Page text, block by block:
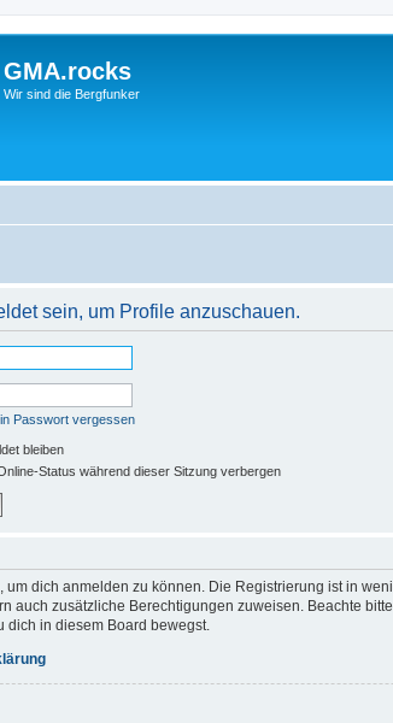
GMA.rocks
Wir sind die Bergfunker
sein, um Profile anzuschauen.
Passwort vergessen
bleiben
Status während dieser Sitzung verbergen
um dich anmelden zu können. Die Registrierung ist in
auch zusätzliche Berechtigungen zuweisen. Beachte
in diesem Board bewegst.